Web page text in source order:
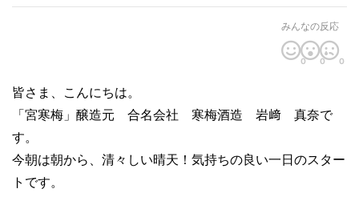
みんなの反応
0 0 0
皆さま、こんにちは。
「宮寒梅」醸造元 合名会社 寒梅酒造 岩﨑 真奈で
す。
今朝は朝から、清々しい晴天！気持ちの良い一日のスター
トです。